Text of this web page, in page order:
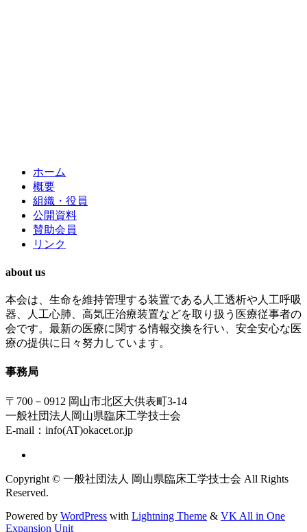
ホーム
概要
組織・役員
公開資料
賛助会員
リンク
about us
本会は、生命を維持管理する装置である人工透析や人工呼吸
器、人工心肺、高気圧治療装置などを取り扱う医療従事者の
会です。最新の医療に関する情報交換を行い、安全安心な医
療の提供に日々努力しています。
事務局
〒700－0912 岡山市北区大供表町3-14
一般社団法人岡山県臨床工学技士会
E-mail：info(AT)okacet.or.jp
Copyright © 一般社団法人 岡山県臨床工学技士会 All Rights
Reserved.
Powered by WordPress with Lightning Theme & VK All in One
Expansion Unit